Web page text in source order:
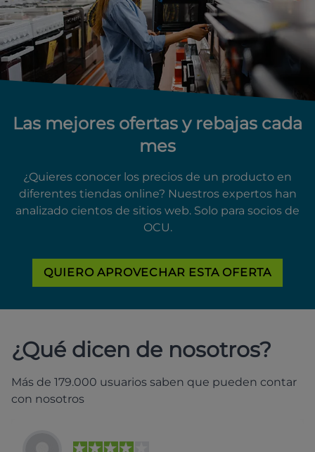
Las mejores ofertas y rebajas cada
mes
¿Quieres conocer los precios de un producto en
diferentes tiendas online? Nuestros expertos han
analizado cientos de sitios web. Solo para socios de
OCU.
QUIERO APROVECHAR ESTA OFERTA
¿Qué dicen de nosotros?
Más de 179.000 usuarios saben que pueden contar
con nosotros